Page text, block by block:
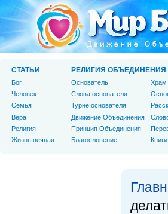
СТАТЬИ
Бог
Человек
Cемья
Вера
Религия
Жизнь вечная
РЕЛИГИЯ ОБЪЕДИНЕНИЯ
Основатель
Слова основателя
Турне основателя
Движение Объединения
Принцип Объединения
Благословение
Храм
Книги